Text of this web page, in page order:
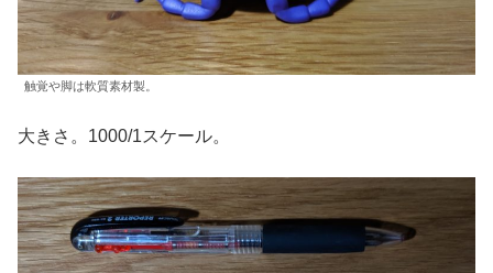
触覚や脚は軟質素材製。
大きさ。1000/1スケール。